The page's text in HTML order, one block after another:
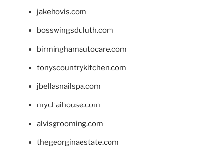
jakehovis.com
bosswingsduluth.com
birminghamautocare.com
tonyscountrykitchen.com
jbellasnailspa.com
mychaihouse.com
alvisgrooming.com
thegeorginaestate.com